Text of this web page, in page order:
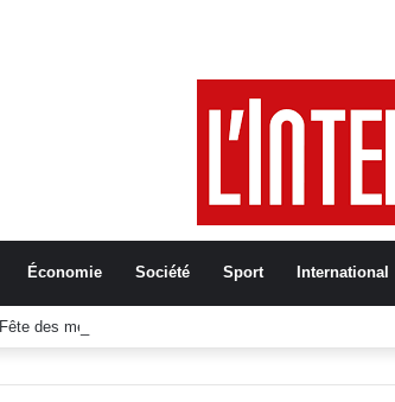
Économie Société Sport International
Fête des mères 2026:Moussa Traoré Koudougou rend